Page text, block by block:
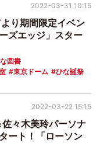
り期間限定イベン
ズエッジ」スター
図書
東京ドーム ひな誕祭
2022-03-31 10:15
々木美玲パーソナ
ート！「ローソン
2022-03-22 15:15